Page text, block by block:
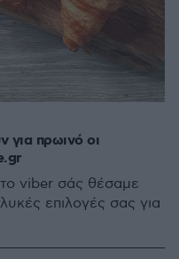
για πρωινό οι
viber σάς θέσαμε
επιλογές σας για